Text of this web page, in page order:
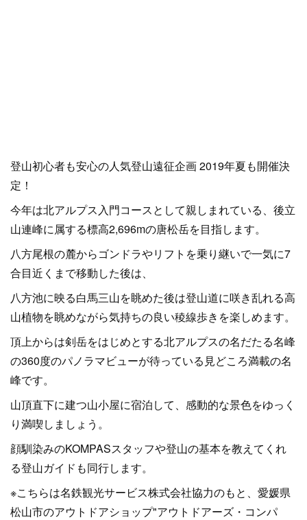
登山初心者も安心の人気登山遠征企画 2019年夏も開催決
定！
今年は北アルプス入門コースとして親しまれている、後立
山連峰に属する標高2,696mの唐松岳を目指します。
八方尾根の麓からゴンドラやリフトを乗り継いで一気に7
合目近くまで移動した後は、
八方池に映る白馬三山を眺めた後は登山道に咲き乱れる高
山植物を眺めながら気持ちの良い稜線歩きを楽しめます。
頂上からは剣岳をはじめとする北アルプスの名だたる名峰
の360度のパノラマビューが待っている見どころ満載の名
峰です。
山頂直下に建つ山小屋に宿泊して、感動的な景色をゆっく
り満喫しましょう。
顔馴染みのKOMPASスタッフや登山の基本を教えてくれ
る登山ガイドも同行します。
※こちらは名鉄観光サービス株式会社協力のもと、愛媛県
松山市のアウトドアショップ"アウトドアーズ・コンパ